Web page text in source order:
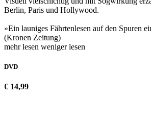
Berlin, Paris und Hollywood.
»Ein launiges Fährtenlesen auf den Spuren
(Kronen Zeitung)
mehr lesen weniger lesen
DVD
€ 14,99